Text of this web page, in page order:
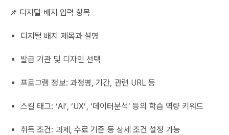
📌 디지털 배지 입력 항목
디지털 배지 제목과 설명
발급 기관 및 디자인 선택
프로그램 정보: 과정명, 기간, 관련 URL 등
스킬 태그: ‘AI’, ‘UX’, ‘데이터분석’ 등의 학습 역량 키워드
취득 조건: 과제, 수료 기준 등 상세 조건 설정 가능